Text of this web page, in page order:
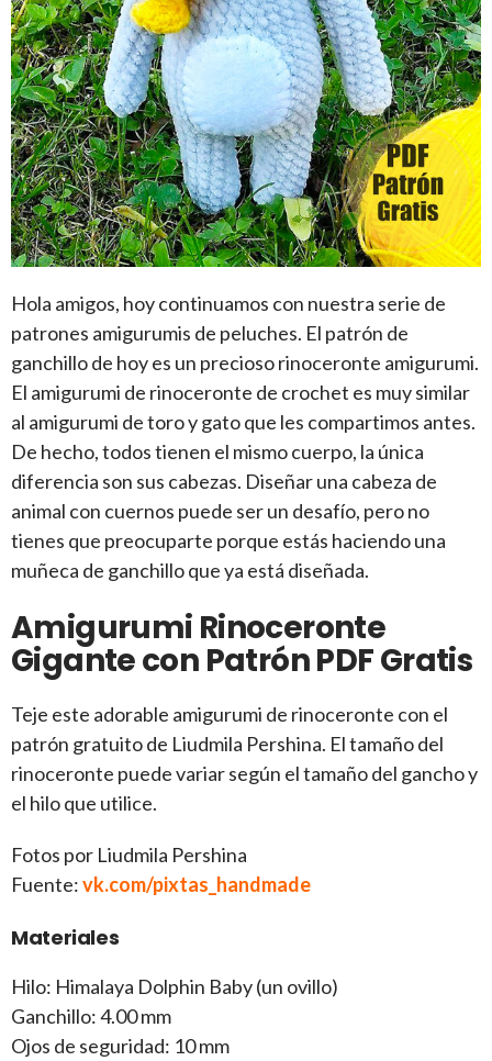
Hola amigos, hoy continuamos con nuestra serie de
patrones amigurumis de peluches. El patrón de
ganchillo de hoy es un precioso rinoceronte amigurumi.
El amigurumi de rinoceronte de crochet es muy similar
al amigurumi de toro y gato que les compartimos antes.
De hecho, todos tienen el mismo cuerpo, la única
diferencia son sus cabezas. Diseñar una cabeza de
animal con cuernos puede ser un desafío, pero no
tienes que preocuparte porque estás haciendo una
muñeca de ganchillo que ya está diseñada.
Amigurumi Rinoceronte
Gigante con Patrón PDF Gratis
Teje este adorable amigurumi de rinoceronte con el
patrón gratuito de Liudmila Pershina. El tamaño del
rinoceronte puede variar según el tamaño del gancho y
el hilo que utilice.
Fotos por Liudmila Pershina
Fuente:vk.com/pixtas_handmade
Materiales
Hilo: Himalaya Dolphin Baby (un ovillo)
Ganchillo: 4.00 mm
Ojos de seguridad: 10 mm